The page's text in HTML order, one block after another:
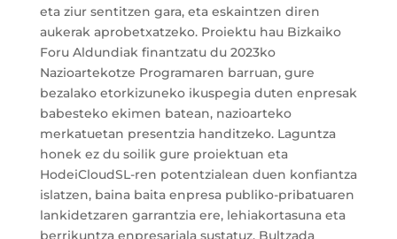
eta ziur sentitzen gara, eta eskaintzen diren
aukerak aprobetxatzeko. Proiektu hau Bizkaiko
Foru Aldundiak finantzatu du 2023ko
Nazioartekotze Programaren barruan, gure
bezalako etorkizuneko ikuspegia duten enpresak
babesteko ekimen batean, nazioarteko
merkatuetan presentzia handitzeko. Laguntza
honek ez du soilik gure proiektuan eta
HodeiCloudSL-ren potentzialean duen konfiantza
islatzen, baina baita enpresa publiko-pribatuaren
lankidetzaren garrantzia ere, lehiakortasuna eta
berrikuntza enpresariala sustatuz. Bultzada